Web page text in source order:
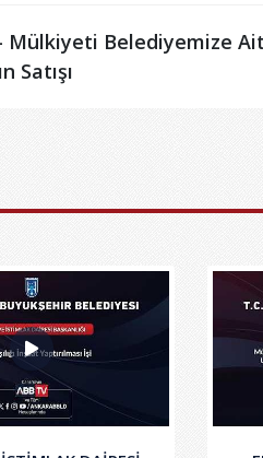
- Mülkiyeti Belediyemize
Satışı